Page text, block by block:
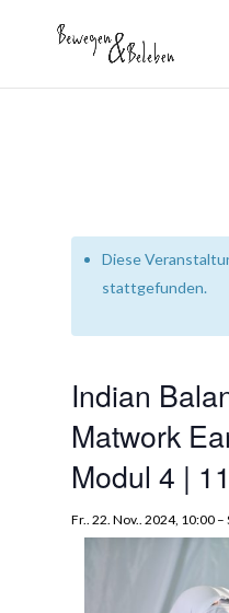
Diese
stattgefunden.
Indian
Matwork
Modul 4 |
Fr.. 22. Nov.. 2024, 10:00–